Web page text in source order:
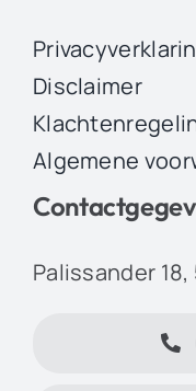
Disclaimer
Algemene
Palissander